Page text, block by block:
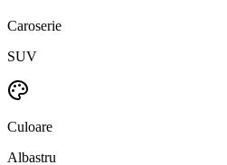
Caroserie
SUV
Culoare
Albastru